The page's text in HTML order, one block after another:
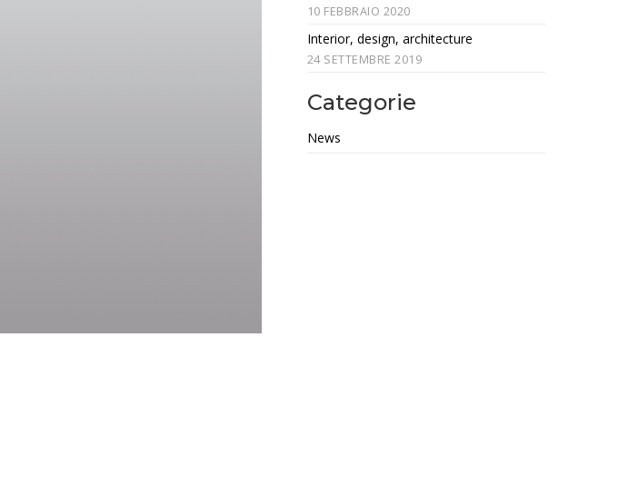
10 FEBBRAIO 2020
Interior, design, architecture
24 SETTEMBRE 2019
Categorie
News